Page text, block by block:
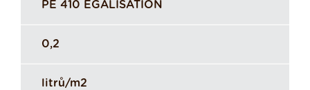
PE 410 EGALISATION
0,2
litrů/m2